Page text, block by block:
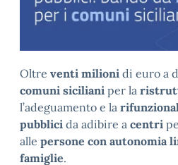
Oltre venti milioni di euro a
comuni siciliani per la
l’adeguamento e la
pubblici da adibire a centri
alle persone con autonomia
famiglie.